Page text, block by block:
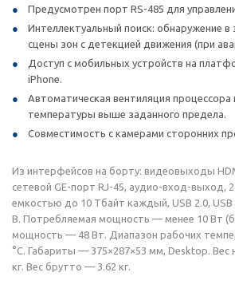
Предусмотрен порт RS-485 для
Интеллектуальный поиск: обнаружение в
сцены зон с детекцией движения (при
Доступ с мобильных устройств на
iPhone.
Автоматическая вентиляция
температуры выше заданного предела.
Совместимость с камерами сторонних
Из интерфейсов на борту: видеовыходы
сетевой GE-порт RJ-45, аудио-вход-выход,
емкостью до 10 Тбайт каждый, USB 2.0, USB
В. Потребляемая мощность — менее 10 Вт
мощность — 48 Вт. Диапазон рабочих
°C. Габариты — 375×287×53 мм, Desktop. Вес
кг. Вес брутто — 3.62 кг.